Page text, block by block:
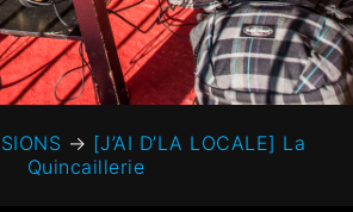
→ [J’AI D’LA LOCALE] La
Quincaillerie